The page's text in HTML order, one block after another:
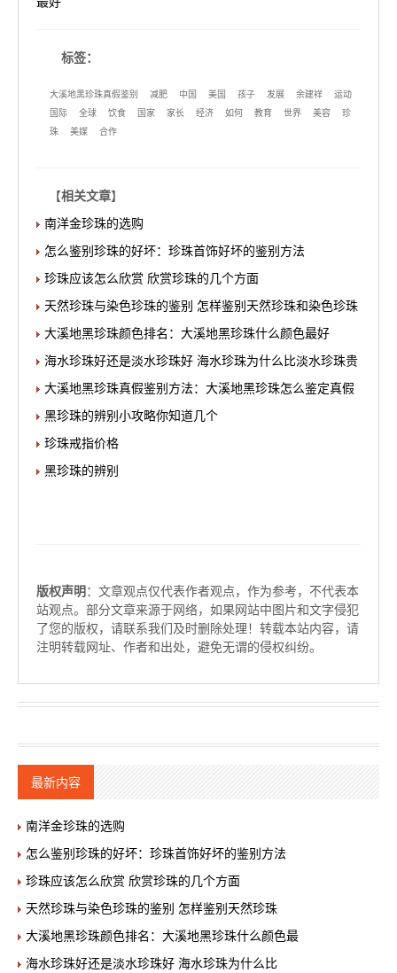
标签：
大溪地黑珍珠真假鉴别 减肥 中国 美国 孩子 发展 余建祥
运动
国际
全球 饮食 国家 家长 经济 如何 教育 世界 美容
珍
珠
美媒 合作
【相关文章】
南洋金珍珠的选购
怎么鉴别珍珠的好坏：珍珠首饰好坏的鉴别方法
珍珠应该怎么欣赏 欣赏珍珠的几个方面
天然珍珠与染色珍珠的鉴别 怎样鉴别天然珍珠和染色珍珠
大溪地黑珍珠颜色排名：大溪地黑珍珠什么颜色最好
海水珍珠好还是淡水珍珠好 海水珍珠为什么比淡水珍珠贵
大溪地黑珍珠真假鉴别方法：大溪地黑珍珠怎么鉴定真假
黑珍珠的辨别小攻略你知道几个
珍珠戒指价格
黑珍珠的辨别
版权声明 ：文章观点仅代表作者观点，作为参考，不代表本
站观点。部分文章来源于网络，如果网站中图片和文字侵犯
了您的版权，请联系我们及时删除处理！转载本站内容，请
注明转载网址、作者和出处，避免无谓的侵权纠纷。
最新内容
南洋金珍珠的选购
怎么鉴别珍珠的好坏：珍珠首饰好坏的鉴别方法
珍珠应该怎么欣赏 欣赏珍珠的几个方面
天然珍珠与染色珍珠的鉴别 怎样鉴别天然珍珠
大溪地黑珍珠颜色排名：大溪地黑珍珠什么颜色最
海水珍珠好还是淡水珍珠好 海水珍珠为什么比